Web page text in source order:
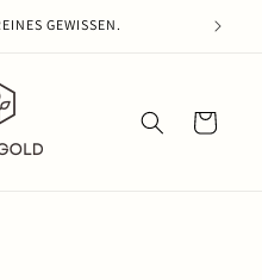
GEWISSEN.
Warenkorb